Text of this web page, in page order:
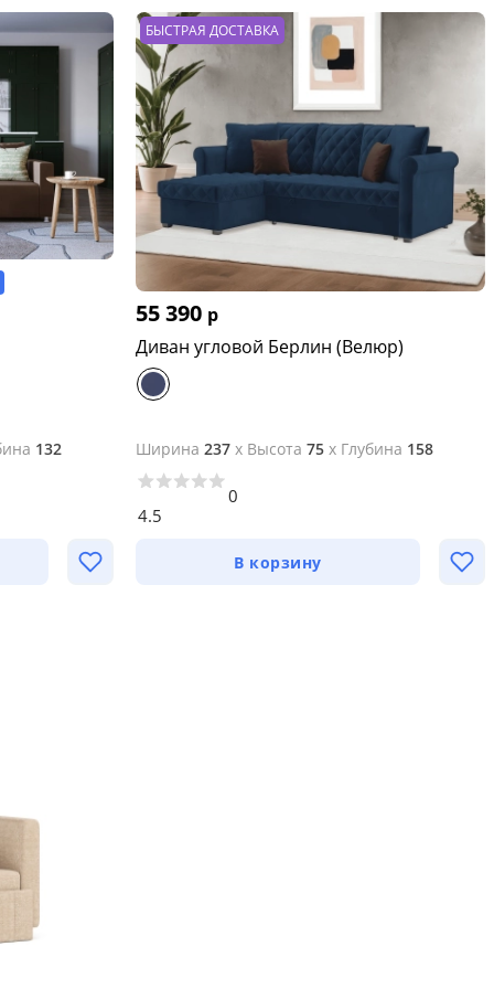
132
БЫСТРАЯ ДОСТАВКА
55 390 р
Диван угловой Берлин (Велюр)
Ширина 237 x Высота 75 x Глубина 158
4.5
0
В корзину